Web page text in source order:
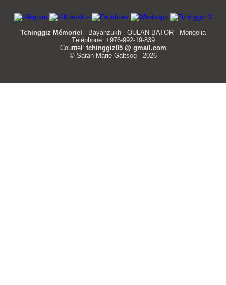
Tchinggiz Mémoriel - Bayanzukh - OULAN-BATOR - Mongolia
Téléphone: +976-992-19-839
Courriel: tchinggiz05 @ gmail.com
© Saran Marie Galtsog - 2026